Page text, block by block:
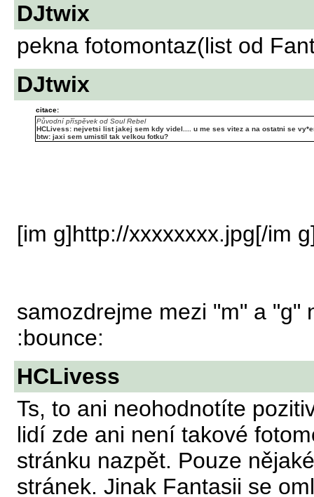
DJtwix
pekna fotomontaz(list od
DJtwix
citace:
Původní příspěvek od Soul Rebel
HCLivess: nejvetsi list jakej sem kdy videl.... u me ses vitez a na ostatni se
btw: jaxi sem umistil tak velkou fotku?
[im g]http://xxxxxxxx.jpg[/im
samozdrejme mezi "m" a "g"
:bounce:
HCLivess
Ts, to ani neohodnotíte
lidí zde ani není takové
stránku nazpět. Pouze
stránek. Jinak Fantasii se